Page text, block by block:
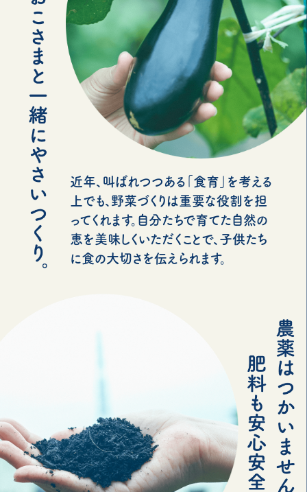
近年、叫ばれつつある「食育」を考える
上でも、野菜づくりは重要な役割を担
ってくれます。自分たちで育てた自然の
恵を美味しくいただくことで、子供たち
に食の大切さを伝えられます。